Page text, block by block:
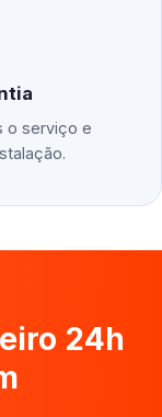
o serviço e
24h